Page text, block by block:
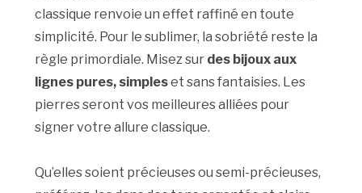
classique renvoie un effet raffiné en toute
simplicité. Pour le sublimer, la sobriété reste la
règle primordiale. Misez sur des bijoux aux
lignes pures, simpleset sans fantaisies. Les
pierres seront vos meilleures alliées pour
signer votre allure classique.
Qu’elles soient précieuses ou semi-précieuses,